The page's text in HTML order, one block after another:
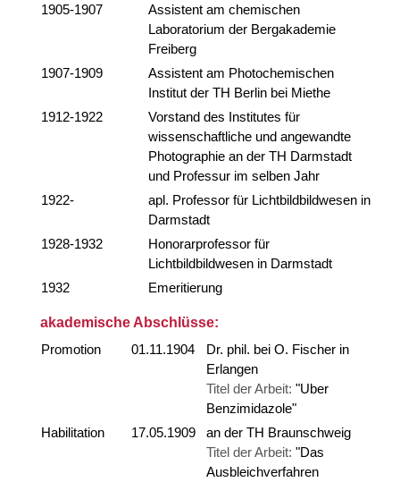
1905-1907
Assistent am chemischen
Laboratorium der Bergakademie
Freiberg
1907-1909
Assistent am Photochemischen
Institut der TH Berlin bei Miethe
1912-1922
Vorstand des Institutes für
wissenschaftliche und angewandte
Photographie an der TH Darmstadt
und Professur im selben Jahr
1922-
apl. Professor für Lichtbildbildwesen in
Darmstadt
1928-1932
Honorarprofessor für
Lichtbildbildwesen in Darmstadt
1932
Emeritierung
akademische Abschlüsse:
Promotion
01.11.1904
Dr. phil. bei O. Fischer in
Erlangen
Titel der Arbeit: "Uber
Benzimidazole"
Habilitation
17.05.1909
an der TH Braunschweig
Titel der Arbeit: "Das
Ausbleichverfahren